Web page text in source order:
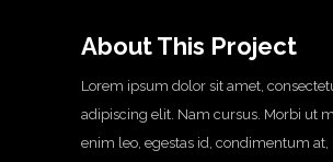
About This Project
Lorem ipsum dolor sit amet,
adipiscing elit. Nam cursus. Morbi ut
enim leo, egestas id, condimentum at,